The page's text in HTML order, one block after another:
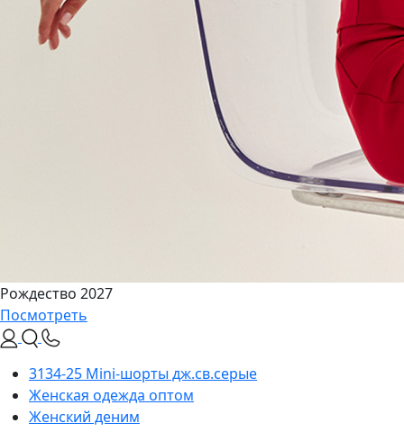
Рождество 2027
Посмотреть
3134-25 Mini-шорты дж.св.серые
Женская одежда оптом
Женский деним